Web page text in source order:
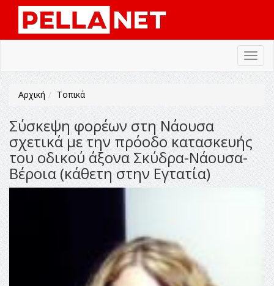
Αρχική Τοπικά
Σύσκεψη φορέων στη Νάουσα
σχετικά με την πρόοδο κατασκευής
του οδικού άξονα Σκύδρα-Νάουσα-
Βέροια (κάθετη στην Εγτατία)